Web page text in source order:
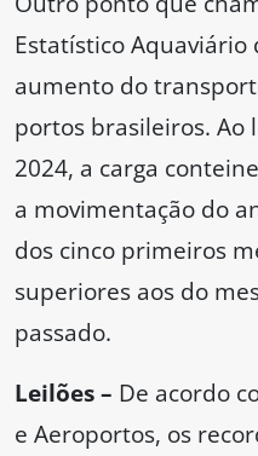
Estatístico
aumento do
portos brasileiros. Ao
2024, a carga
a movimentação do
dos cinco primeiros
superiores aos do
passado.
Leilões – De acordo
e Aeroportos, os